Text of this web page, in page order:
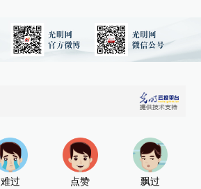
难过 点赞 飘过